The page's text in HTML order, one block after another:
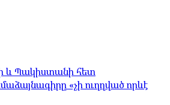
և Պակիստանի հետ
«չի ուղղված որևէ